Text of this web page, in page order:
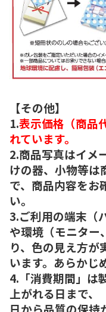
【その他】
1.表示価格（商品
れています。
2.商品写真はイメ
けの器、小物等は
で、商品内容をお
い。
3.ご利用の端末（
や環境（モニター
り、色の見え方が
います。あらかじ
4.「消費期間」は
上がれる日まで、